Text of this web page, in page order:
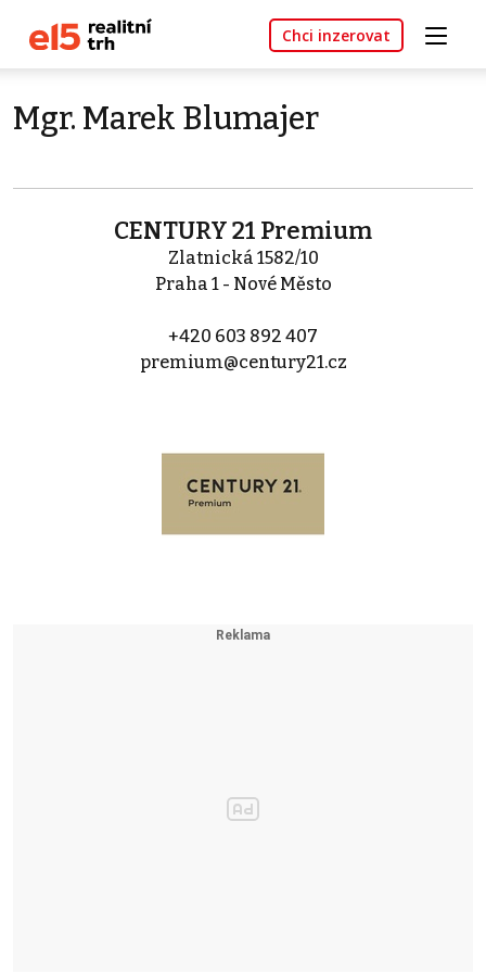
Chci inzerovat
Mgr. Marek Blumajer
CENTURY 21 Premium
Zlatnická 1582/10
Praha 1 - Nové Město
+420 603 892 407
premium@century21.cz